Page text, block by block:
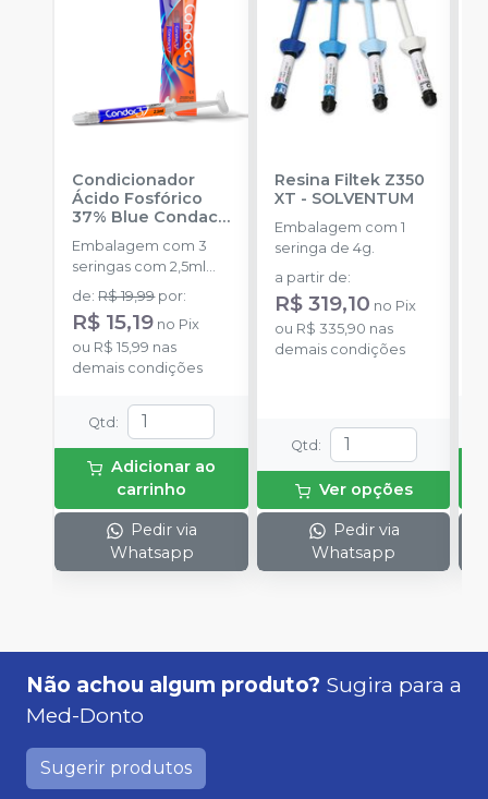
Condicionador
Ácido Fosfórico
37% Blue Condac-
FGM
Embalagem com 3
seringas com 2,5ml
cada uma e 3
ponteiras para
aplicação.
de:R$ 19,99 por:
R$ 15,19 no Pix
ou R$ 15,99 nas
demais condições
Qtd :
Adicionar ao
carrinho
Pedir via
Whatsapp
Resina Filtek Z350
XT - SOLVENTUM
Embalagem com 1
seringa de 4g.
a partir de:
R$ 319,10 no Pix
ou R$ 335,90 nas
demais condições
Qtd :
Ver opções
Pedir via
Whatsapp
Não achou algum produto? Sugira para a
Med-Donto
Sugerir produtos